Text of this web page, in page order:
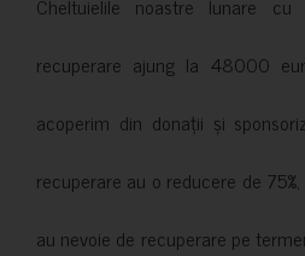
recuperare ajung la 48000
acoperim din donații și
recuperare au o reducere de
au nevoie de recuperare pe